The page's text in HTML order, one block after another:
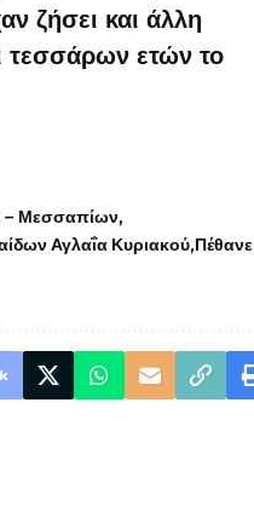
ζήσει και άλλη
τεσσάρων ετών το
– Μεσσαπίων
Αγλαΐα Κυριακού Πέθανε